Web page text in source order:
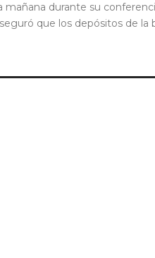
mañana durante su
que los depósitos de